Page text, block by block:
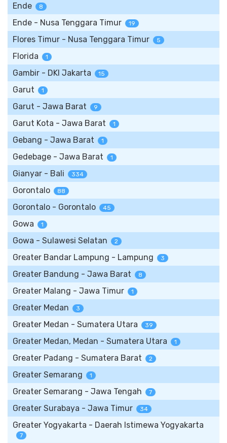
Ende 8
Ende - Nusa Tenggara Timur 19
Flores Timur - Nusa Tenggara Timur 5
Florida 1
Gambir - DKI Jakarta 15
Garut 1
Garut - Jawa Barat 9
Garut Kota - Jawa Barat 1
Gebang - Jawa Barat 1
Gedebage - Jawa Barat 1
Gianyar - Bali 334
Gorontalo 88
Gorontalo - Gorontalo 45
Gowa 1
Gowa - Sulawesi Selatan 2
Greater Bandar Lampung - Lampung 3
Greater Bandung - Jawa Barat 8
Greater Malang - Jawa Timur 1
Greater Medan 3
Greater Medan - Sumatera Utara 39
Greater Medan, Medan - Sumatera Utara 1
Greater Padang - Sumatera Barat 2
Greater Semarang 1
Greater Semarang - Jawa Tengah 7
Greater Surabaya - Jawa Timur 34
Greater Yogyakarta - Daerah Istimewa Yogyakarta
7